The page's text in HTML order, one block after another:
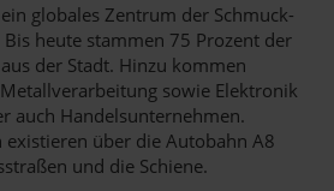
globales Zentrum der Schmuck-
heute stammen 75 Prozent der
der Stadt. Hinzu kommen
sowie Elektronik
auch Handelsunternehmen.
über die Autobahn A8
und die Schiene.